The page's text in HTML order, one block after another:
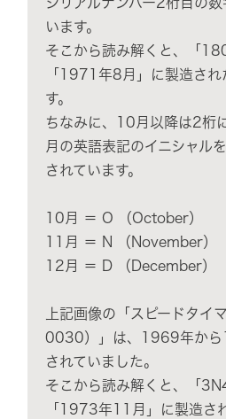
シリアルナンバー2桁目の
います。
そこから読み解くと、「
「1971年8月」に製造され
す。
ちなみに、10月以降は2桁
月の英語表記のイニシャル
されています。
10月 ＝ O （October）
11月 ＝ N （November）
12月 ＝ D （December）
上記画像の「スピードタ
0030）」は、1969年から
されていました。
そこから読み解くと、「
「1973年11月」に製造さ